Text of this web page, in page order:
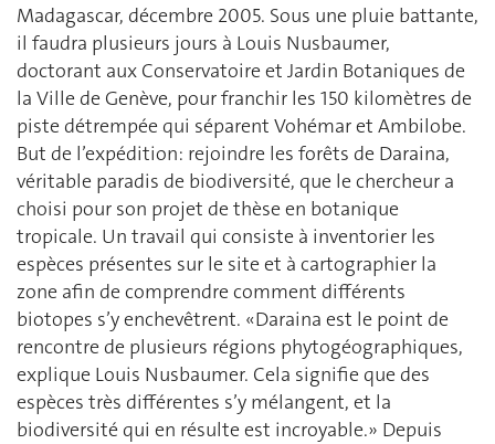
Madagascar, décembre 2005. Sous une pluie battante,
il faudra plusieurs jours à Louis Nusbaumer,
doctorant aux Conservatoire et Jardin Botaniques de
la Ville de Genève, pour franchir les 150 kilomètres de
piste détrempée qui séparent Vohémar et Ambilobe.
But de l’expédition: rejoindre les forêts de Daraina,
véritable paradis de biodiversité, que le chercheur a
choisi pour son projet de thèse en botanique
tropicale. Un travail qui consiste à inventorier les
espèces présentes sur le site et à cartographier la
zone afin de comprendre comment différents
biotopes s’y enchevêtrent. «Daraina est le point de
rencontre de plusieurs régions phytogéographiques,
explique Louis Nusbaumer. Cela signifie que des
espèces très différentes s’y mélangent, et la
biodiversité qui en résulte est incroyable.» Depuis